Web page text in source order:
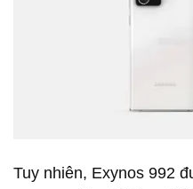
Tuy nhiên, Exynos 992